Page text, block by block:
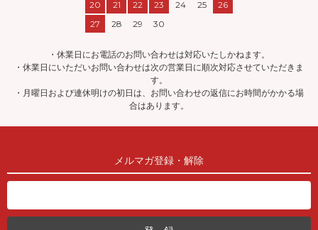
20
21 22 23 24 25
26
27
28 29 30
・休業日にお電話のお問い合わせは対応いたしかねます。
・休業日にいただいお問い合わせは次の営業日に順次対応させていただきま
す。
・月曜日および連休明けの初日は、お問い合わせの返信にお時間がかかる場
合はあります。
メルマガ登録・解除